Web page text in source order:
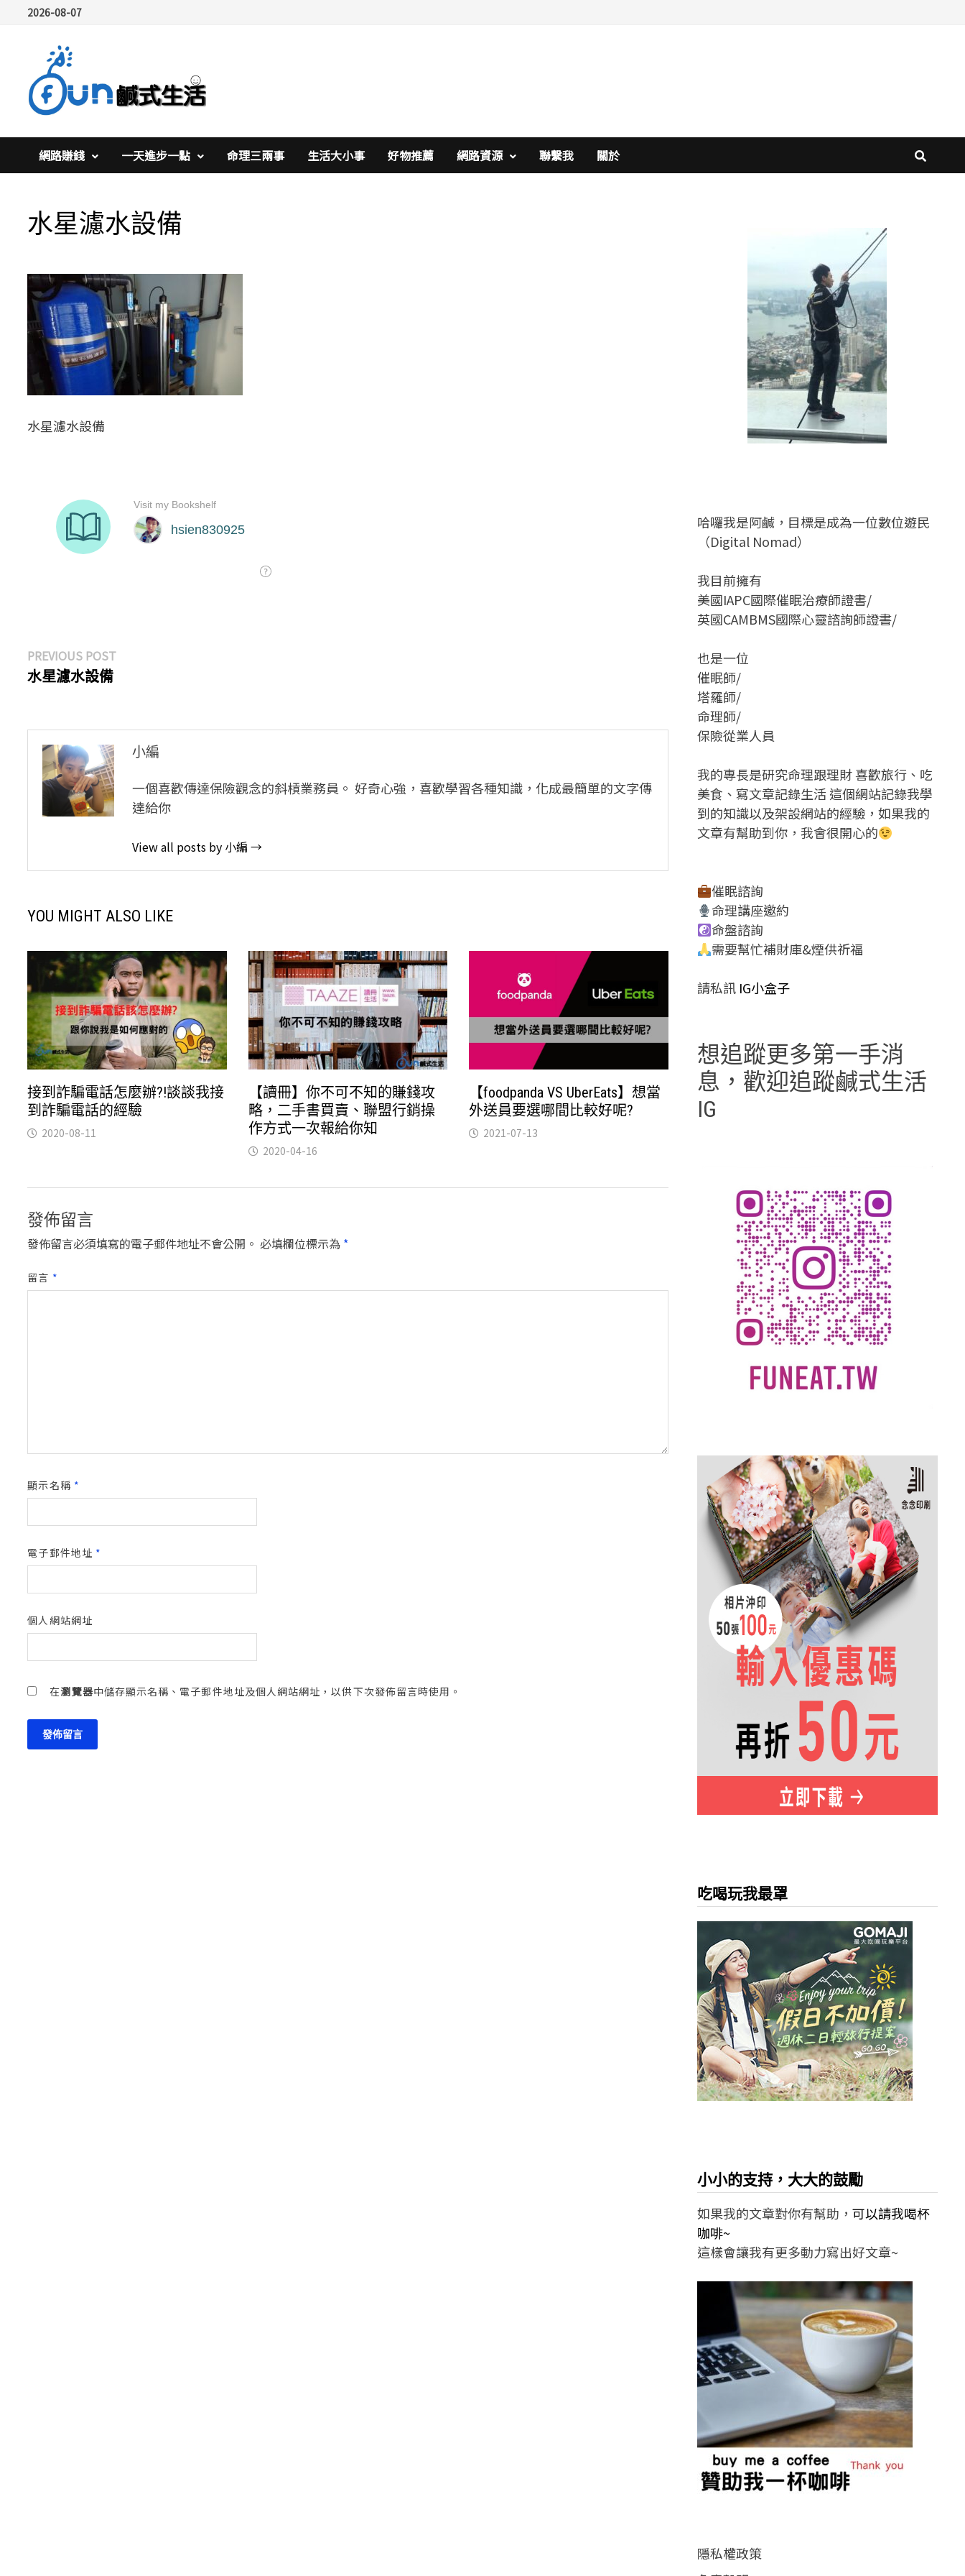
2026-08-07
網路賺錢 一天進步一點 命理三兩事 生活大小事 好物推薦 網路資源 聯繫我 關於
水星濾水設備
水星濾水設備
文
章
覽
PREVIOUS POSTPrevious
水星濾水設備
小編
一個喜歡傳達保險觀念的斜槓業務員。 好奇心強，喜歡學習各種知識，化成最簡單的文字傳
達給你
View all posts by 小編 →
YOU MIGHT ALSO LIKE
接到詐騙電話怎麼辦?!談談我接
到詐騙電話的經驗
2020-08-11
【讀冊】你不可不知的賺錢攻
略，二手書買賣、聯盟行銷操
作方式一次報給你知
2020-04-16
【foodpanda VS UberEats】想當
外送員要選哪間比較好呢?
2021-07-13
發佈留言
發佈留言必須填寫的電子郵件地址不會公開。 必填欄位標示為 *
留言 *
顯示名稱 *
電子郵件地址 *
個人網站網址
在瀏覽器中儲存顯示名稱、電子郵件地址及個人網站網址，以供下次發佈留言時使用。
哈囉我是阿鹹，目標是成為一位數位遊民
（Digital Nomad）
我目前擁有
美國IAPC國際催眠治療師證書/
英國CAMBMS國際心靈諮詢師證書/
也是一位
催眠師/
塔羅師/
命理師/
保險從業人員
我的專長是研究命理跟理財 喜歡旅行、吃
美食、寫文章記錄生活 這個網站記錄我學
到的知識以及架設網站的經驗，如果我的
文章有幫助到你，我會很開心的
催眠諮詢
命理講座邀約
命盤諮詢
需要幫忙補財庫&煙供祈福
請私訊IG小盒子
想追蹤更多第一手消
息，歡迎追蹤鹹式生活
IG
吃喝玩我最罩
小小的支持，大大的鼓勵
如果我的文章對你有幫助， 可以請我喝杯
咖啡~
這樣會讓我有更多動力寫出好文章~
隱私權政策